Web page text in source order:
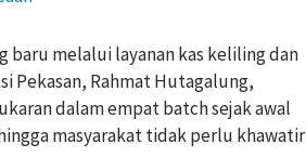
baru melalui layanan kas keliling dan
Pekasan, Rahmat Hutagalung,
dalam empat batch sejak awal
masyarakat tidak perlu khawatir